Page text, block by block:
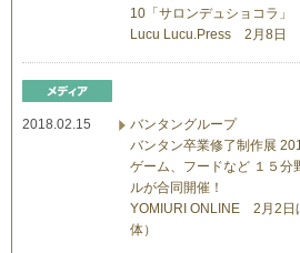
10「サロンデュショコラ」
Lucu Lucu.Press 2月8日
2018.02.15
バンタングループ
バンタン卒業修了制作展
ゲーム、フードなど １５分
ルが合同開催！
YOMIURI ONLINE 2月2日
体）